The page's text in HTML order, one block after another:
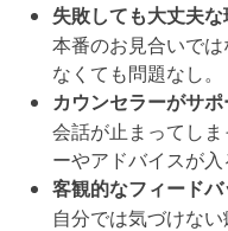
失敗しても大丈夫
本番のお見合いで
なくても問題なし。
カウンセラーがサポ
会話が止まってし
ーやアドバイスが入
客観的なフィード
自分では気づけな